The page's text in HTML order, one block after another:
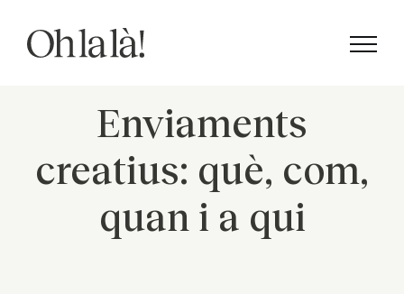
content
Enviaments
creatius: què, com,
quan i a qui